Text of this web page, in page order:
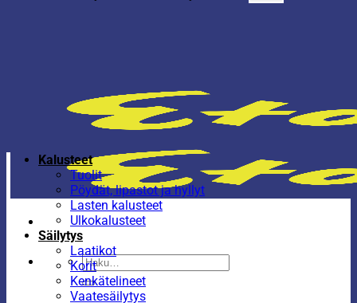
Etsi:
Kalusteet
Tuolit
Pöydät, lipastot ja hyllyt
Lasten kalusteet
Ulkokalusteet
Säilytys
Laatikot
Korit
Kenkätelineet
Vaatesäilytys